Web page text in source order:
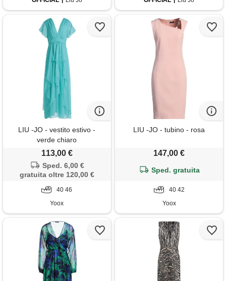
LIU -JO - vestito estivo -
verde chiaro
113,00 €
Sped. 6,00 €
gratuita oltre 120,00 €
40 46
Yoox
LIU -JO - tubino - rosa
147,00 €
Sped. gratuita
40 42
Yoox